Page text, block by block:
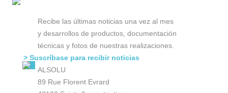
Recibe las últimas noticias una vez al mes
y desarrollos de productos, documentación
técnicas y fotos de nuestras realizaciones.
> Suscríbase para recibir noticias
ALSOLU
89 Rue Florent Evrard